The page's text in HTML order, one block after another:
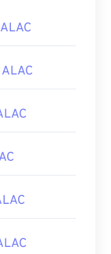
, 데스크톱,
되어 있으
소프트웨
화되지 않은